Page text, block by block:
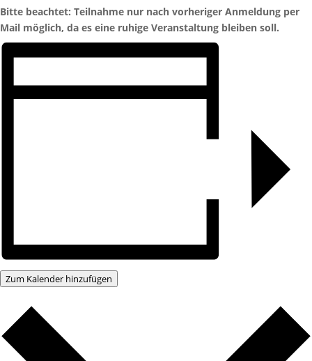
Bitte beachtet: Teilnahme nur nach vorheriger Anmeldung per
Mail möglich, da es eine ruhige Veranstaltung bleiben soll.
Zum Kalender hinzufügen